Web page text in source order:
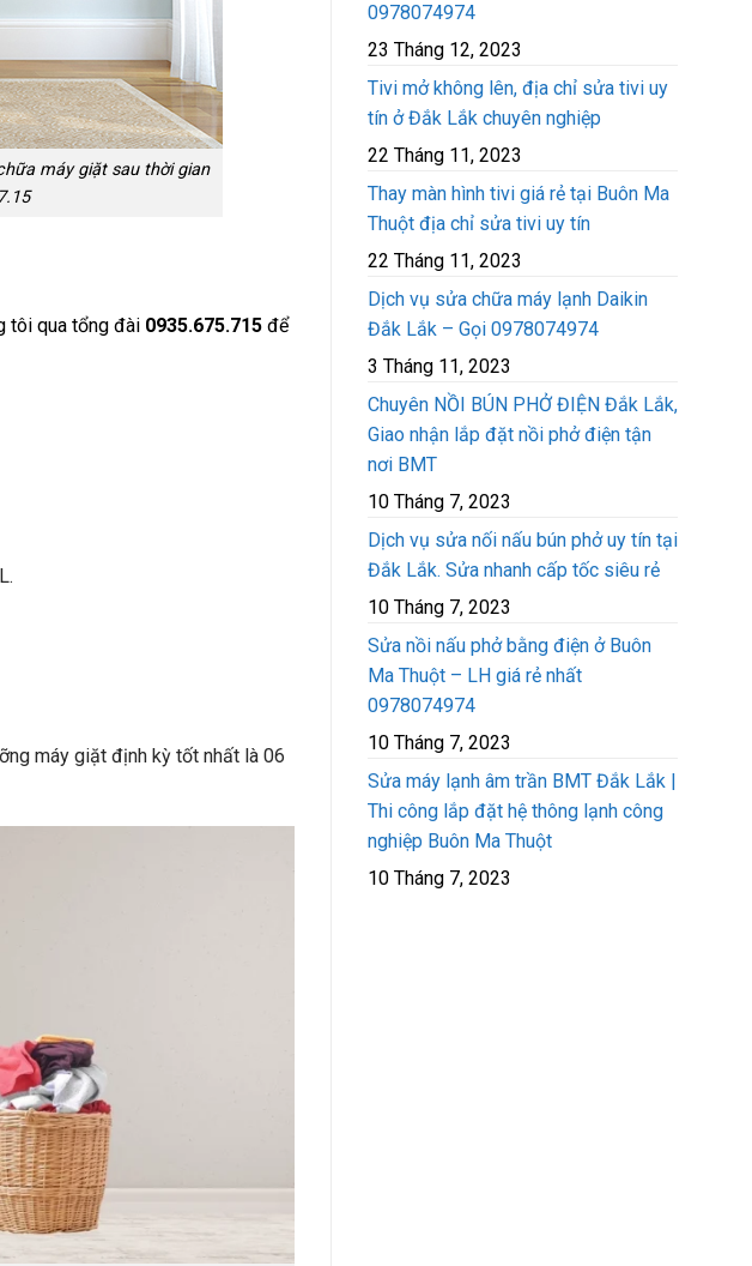
máy giặt sau thời gian
tôi qua tổng đài 0935.675.715 để
máy giặt định kỳ tốt nhất là 06
0978074974
23 Tháng 12, 2023
Tivi mở không lên, địa chỉ sửa tivi uy
tín ở Đắk Lắk chuyên nghiệp
22 Tháng 11, 2023
Thay màn hình tivi giá rẻ tại Buôn Ma
Thuột địa chỉ sửa tivi uy tín
22 Tháng 11, 2023
Dịch vụ sửa chữa máy lạnh Daikin
Đắk Lắk – Gọi 0978074974
3 Tháng 11, 2023
Chuyên NỒI BÚN PHỞ ĐIỆN Đắk Lắk,
Giao nhận lắp đặt nồi phở điện tận
nơi BMT
10 Tháng 7, 2023
Dịch vụ sửa nối nấu bún phở uy tín tại
Đắk Lắk. Sửa nhanh cấp tốc siêu rẻ
10 Tháng 7, 2023
Sửa nồi nấu phở bằng điện ở Buôn
Ma Thuột – LH giá rẻ nhất
0978074974
10 Tháng 7, 2023
Sửa máy lạnh âm trần BMT Đắk Lắk |
Thi công lắp đặt hệ thông lạnh công
nghiệp Buôn Ma Thuột
10 Tháng 7, 2023